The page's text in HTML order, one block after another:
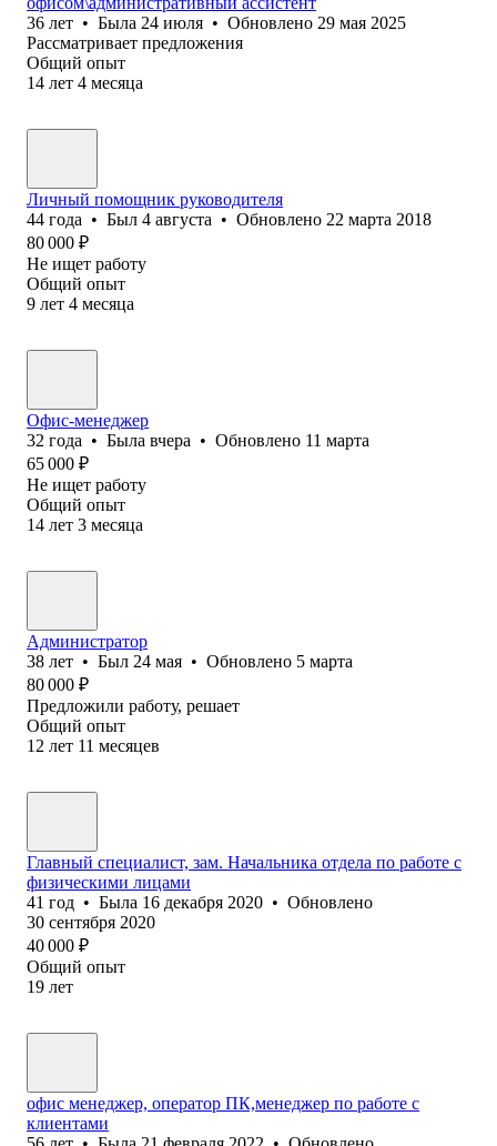
36 лет • Была 24 июля • Обновлено 29 мая 2025
Рассматривает предложения
Общий опыт
14 лет 4 месяца
Личный помощник руководителя
44 года • Был 4 августа • Обновлено 22 марта 2018
80 000 ₽
Не ищет работу
Общий опыт
9 лет 4 месяца
Офис-менеджер
32 года • Была вчера • Обновлено 11 марта
65 000 ₽
Не ищет работу
Общий опыт
14 лет 3 месяца
Администратор
38 лет • Был 24 мая • Обновлено 5 марта
80 000 ₽
Предложили работу, решает
Общий опыт
12 лет 11 месяцев
Главный специалист, зам. Начальника отдела по работе с
физическими лицами
41 год • Была 16 декабря 2020 • Обновлено
30 сентября 2020
40 000 ₽
Общий опыт
19 лет
офис менеджер, оператор ПК,менеджер по работе с
клиентами